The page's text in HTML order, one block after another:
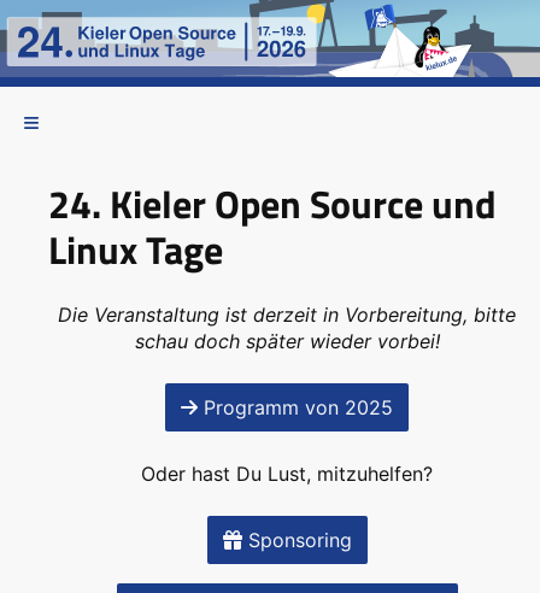
24. Kieler Open Source und
Linux Tage
Die Veranstaltung ist derzeit in Vorbereitung, bitte
schau doch später wieder vorbei!
Programm von 2025
Oder hast Du Lust, mitzuhelfen?
Sponsoring